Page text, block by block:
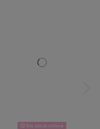
Sin stock online